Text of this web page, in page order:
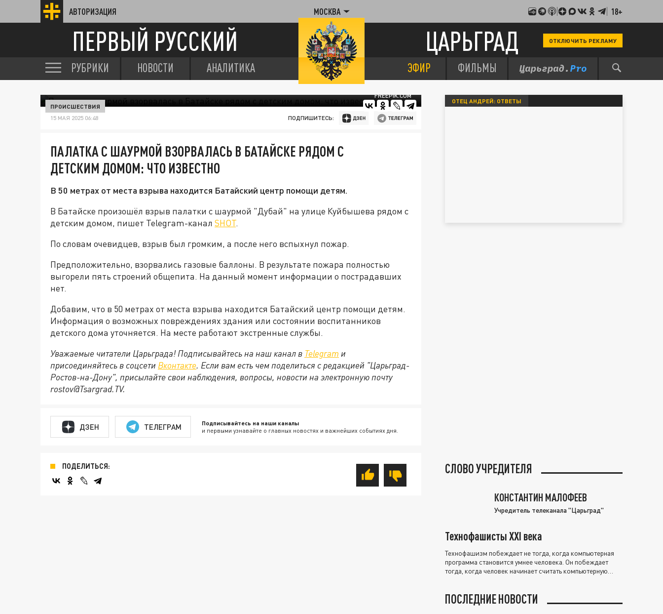
АВТОРИЗАЦИЯ МОСКВА 18+
ПЕРВЫЙ РУССКИЙ ЦАРЬГРАД ОТКЛЮЧИТЬ РЕКЛАМУ
РУБРИКИ НОВОСТИ АНАЛИТИКА ЭФИР ФИЛЬМЫ
FREEPIK.COM
ПРОИСШЕСТВИЯ
15 МАЯ 2025 06:48 ПОДПИШИТЕСЬ:
ПАЛАТКА С ШАУРМОЙ ВЗОРВАЛАСЬ В БАТАЙСКЕ РЯДОМ С
ДЕТСКИМ ДОМОМ: ЧТО ИЗВЕСТНО
В 50 метрах от места взрыва находится Батайский центр помощи детям.
В Батайске произошёл взрыв палатки с шаурмой "Дубай" на улице Куйбышева рядом с
детским домом, пишет Telegram-канал SHOT.
По словам очевидцев, взрыв был громким, а после него вспыхнул пожар.
Предположительно, взорвались газовые баллоны. В результате пожара полностью
выгорели пять строений общепита. На данный момент информации о пострадавших
нет.
Добавим, что в 50 метрах от места взрыва находится Батайский центр помощи детям.
Информация о возможных повреждениях здания или состоянии воспитанников
детского дома уточняется. На месте работают экстренные службы.
Уважаемые читатели Царьграда! Подписывайтесь на наш канал в Telegram и
присоединяйтесь в соцсети Вконтакте. Если вам есть чем поделиться с редакцией "Царьград-
Ростов-на-Дону", присылайте свои наблюдения, вопросы, новости на электронную почту
rostov@Tsargrad.ТV.
ДЗЕН ТЕЛЕГРАМ Подписывайтесь на наши каналы
и первыми узнавайте о главных новостях и важнейших событиях дня.
ПОДЕЛИТЬСЯ:
ОТЕЦ АНДРЕЙ: ОТВЕТЫ
СЛОВО УЧРЕДИТЕЛЯ
КОНСТАНТИН МАЛОФЕЕВ
Учредитель телеканала "Царьград"
Технофашисты XXI века
Технофашизм побеждает не тогда, когда компьютерная
программа становится умнее человека. Он побеждает
тогда, когда человек начинает считать компьютерную
ПОСЛЕДНИЕ НОВОСТИ